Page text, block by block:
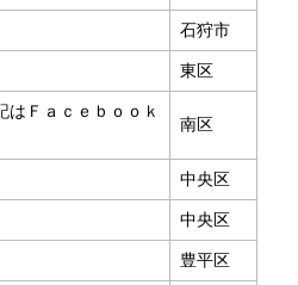
石狩市
東区
はＦａｃｅｂｏｏｋ
南区
中央区
中央区
豊平区